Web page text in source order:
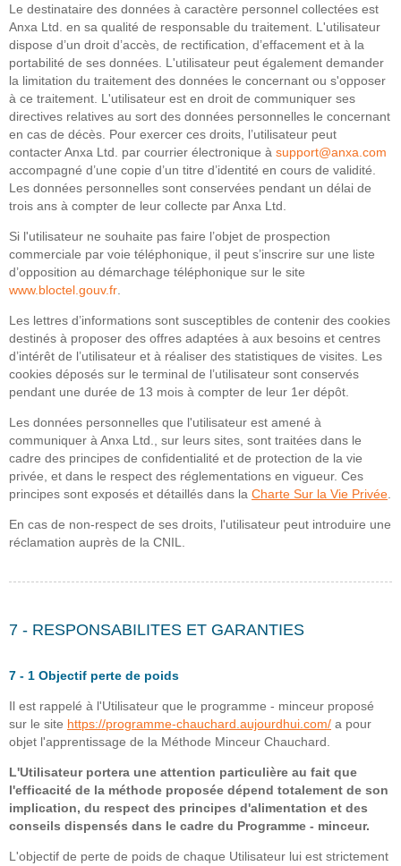
Le destinataire des données à caractère personnel collectées est
Anxa Ltd. en sa qualité de responsable du traitement. L'utilisateur
dispose d’un droit d’accès, de rectification, d’effacement et à la
portabilité de ses données. L'utilisateur peut également demander
la limitation du traitement des données le concernant ou s'opposer
à ce traitement. L'utilisateur est en droit de communiquer ses
directives relatives au sort des données personnelles le concernant
en cas de décès. Pour exercer ces droits, l’utilisateur peut
contacter Anxa Ltd. par courrier électronique à support@anxa.com
accompagné d’une copie d’un titre d’identité en cours de validité.
Les données personnelles sont conservées pendant un délai de
trois ans à compter de leur collecte par Anxa Ltd.
Si l'utilisateur ne souhaite pas faire l’objet de prospection
commerciale par voie téléphonique, il peut s’inscrire sur une liste
d’opposition au démarchage téléphonique sur le site
www.bloctel.gouv.fr
Les lettres d’informations sont susceptibles de contenir des cookies
destinés à proposer des offres adaptées à aux besoins et centres
d’intérêt de l’utilisateur et à réaliser des statistiques de visites. Les
cookies déposés sur le terminal de l’utilisateur sont conservés
pendant une durée de 13 mois à compter de leur 1er dépôt.
Les données personnelles que l'utilisateur est amené à
communiquer à Anxa Ltd., sur leurs sites, sont traitées dans le
cadre des principes de confidentialité et de protection de la vie
privée, et dans le respect des réglementations en vigueur. Ces
principes sont exposés et détaillés dans la Charte Sur la Vie Privée
En cas de non-respect de ses droits, l'utilisateur peut introduire une
réclamation auprès de la CNIL.
7 - RESPONSABILITES ET GARANTIES
7 - 1 Objectif perte de poids
Il est rappelé à l'Utilisateur que le programme - minceur proposé
sur le site https://programme-chauchard.aujourdhui.com/ a pour
objet l'apprentissage de la Méthode Minceur Chauchard.
L'Utilisateur portera une attention particulière au fait que
l'efficacité de la méthode proposée dépend totalement de son
implication, du respect des principes d'alimentation et des
conseils dispensés dans le cadre du Programme - minceur.
L'objectif de perte de poids de chaque Utilisateur lui est strictement